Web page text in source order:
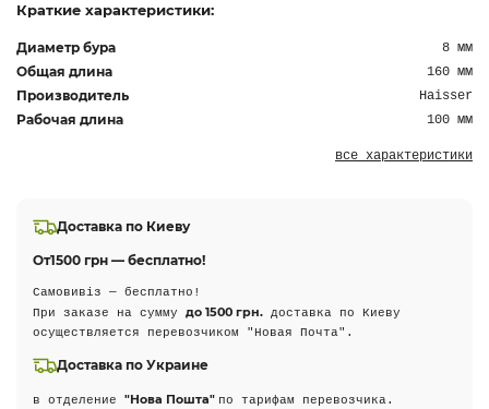
Краткие характеристики:
Диаметр бура 8 мм
Общая длина 160 мм
Производитель Haisser
Рабочая длина 100 мм
все характеристики
Доставка по Киеву
От1500 грн — бесплатно!
Самовивіз — бесплатно!
При заказе на сумму до 1500 грн. доставка по Киеву
осуществляется перевозчиком "Новая Почта".
Доставка по Украине
в отделение "Нова Пошта" по тарифам перевозчика.